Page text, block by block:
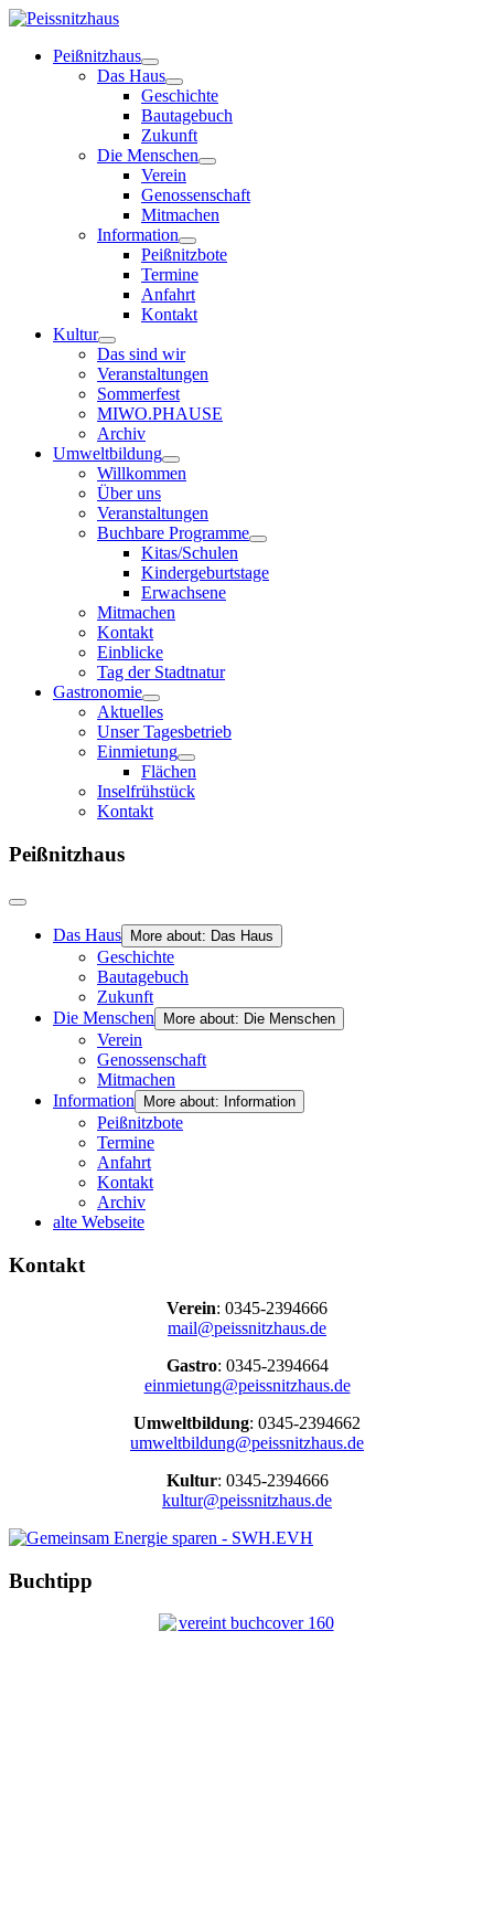
Peißnitzhaus
Das Haus
Geschichte
Bautagebuch
Zukunft
Die Menschen
Verein
Genossenschaft
Mitmachen
Information
Peißnitzbote
Termine
Anfahrt
Kontakt
Kultur
Das sind wir
Veranstaltungen
Sommerfest
MIWO.PHAUSE
Archiv
Umweltbildung
Willkommen
Über uns
Veranstaltungen
Buchbare Programme
Kitas/Schulen
Kindergeburtstage
Erwachsene
Mitmachen
Kontakt
Einblicke
Tag der Stadtnatur
Gastronomie
Aktuelles
Unser Tagesbetrieb
Einmietung
Flächen
Inselfrühstück
Kontakt
Peißnitzhaus
Das Haus More about: Das Haus
Geschichte
Bautagebuch
Zukunft
Die Menschen
More about: Die Menschen
Verein
Genossenschaft
Mitmachen
Information
More about: Information
Peißnitzbote
Termine
Anfahrt
Kontakt
Archiv
alte Webseite
Kontakt
Verein: 0345-2394666
mail@peissnitzhaus.de
Gastro: 0345-2394664
einmietung@peissnitzhaus.de
Umweltbildung: 0345-2394662
umweltbildung@peissnitzhaus.de
Kultur: 0345-2394666
kultur@peissnitzhaus.de
Buchtipp